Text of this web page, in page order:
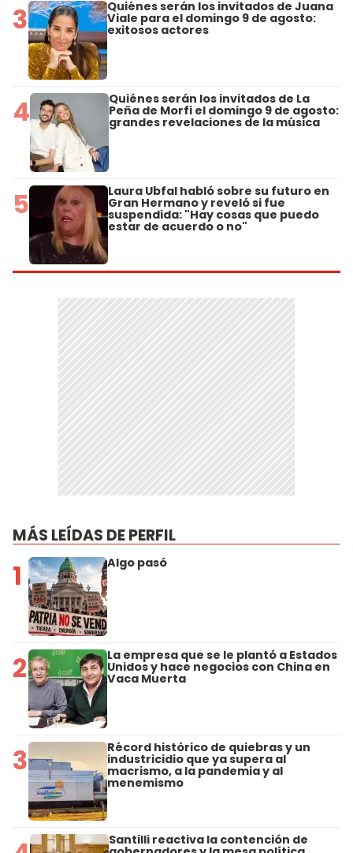
3 Quiénes serán los invitados de Juana
Viale para el domingo 9 de agosto:
exitosos actores
4 Quiénes serán los invitados de La
Peña de Morfi el domingo 9 de agosto:
grandes revelaciones de la música
5 Laura Ubfal habló sobre su futuro en
Gran Hermano y reveló si fue
suspendida: "Hay cosas que puedo
estar de acuerdo o no"
MÁS LEÍDAS DE PERFIL
1 Algo pasó
2 La empresa que se le plantó a Estados
Unidos y hace negocios con China en
Vaca Muerta
3 Récord histórico de quiebras y un
industricidio que ya supera al
macrismo, a la pandemia y al
menemismo
Santilli reactiva la contención de